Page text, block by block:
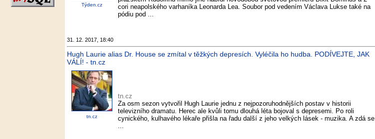
Týden.cz
cori neapolského varhaníka Leonarda Lea. Soubor pod vedením Václava Lukse také na
pódiu pod ...
31. 12. 2017, 18:40
Hugh Laurie alias Dr. House se zmítal v těžkých depresích. Vyléčila ho hudba. PODÍVEJTE, JAK
VÁLÍ! - tn.cz
tn.cz
tn.cz
Za osm sezon vytvořil Hugh Laurie jednu z nejpozoruhodnějších postav v historii
televizního dramatu. Herec ale kvůli tomu dlouhá léta bojoval s depresemi. Po roli
cynického, kulhavého lékaře přišla na řadu další z jeho velkých lásek - muzika. A zdá se
...